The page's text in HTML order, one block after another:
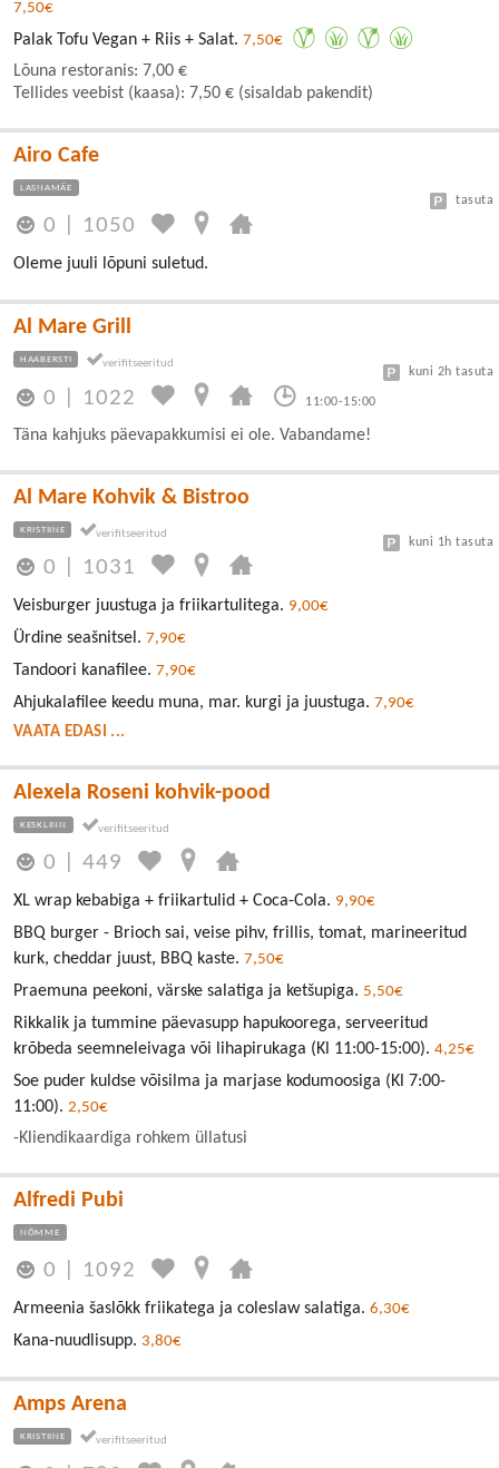
7,50€
Palak Tofu Vegan + Riis + Salat. 7,50€
Lõuna restoranis: 7,00 €
Tellides veebist (kaasa): 7,50 € (sisaldab pakendit)
Airo Cafe
LASNAMÄE
0 1050
tasuta
Oleme juuli lõpuni suletud.
Al Mare Grill
HAABERSTI
0 1022 11:00-15:00
kuni 2h tasuta
Täna kahjuks päevapakkumisi ei ole. Vabandame!
Al Mare Kohvik & Bistroo
KRISTIINE
0 1031
kuni 1h tasuta
Veisburger juustuga ja friikartulitega. 9,00€
Ürdine seašnitsel. 7,90€
Tandoori kanafilee. 7,90€
Ahjukalafilee keedu muna, mar. kurgi ja juustuga. 7,90€
VAATA EDASI ...
Alexela Roseni kohvik-pood
KESKLINN
0 |449
XL wrap kebabiga + friikartulid + Coca-Cola. 9,90€
BBQ burger - Brioch sai, veise pihv, frillis, tomat, marineeritud
kurk, cheddar juust, BBQ kaste. 7,50€
Praemuna peekoni, värske salatiga ja ketšupiga. 5,50€
Rikkalik ja tummine päevasupp hapukoorega, serveeritud
krõbeda seemneleivaga või lihapirukaga (Kl 11:00-15:00). 4,25€
Soe puder kuldse võisilma ja marjase kodumoosiga (Kl 7:00-
11:00). 2,50€
-Kliendikaardiga rohkem üllatusi
Alfredi Pubi
NÕMME
0 1092
Armeenia šaslõkk friikatega ja coleslaw salatiga. 6,30€
Kana-nuudlisupp. 3,80€
Amps Arena
KRISTIINE